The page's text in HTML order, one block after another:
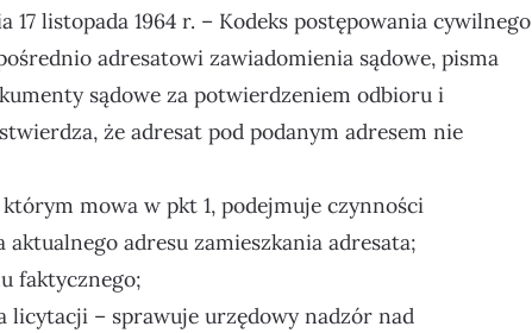
17 listopada 1964 r. – Kodeks postępowania cywilnego
adresatowi zawiadomienia sądowe, pisma
sądowe za potwierdzeniem odbioru i
że adresat pod podanym adresem nie
mowa w pkt 1, podejmuje czynności
adresu zamieszkania adresata;
faktycznego;
licytacji – sprawuje urzędowy nadzór nad